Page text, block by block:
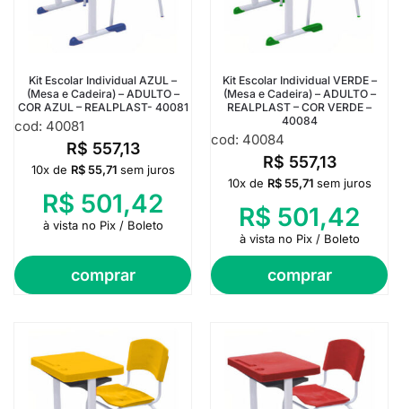
Kit Escolar Individual AZUL –
(Mesa e Cadeira) – ADULTO –
COR AZUL – REALPLAST- 40081
cod: 40081
R$ 557,13
comprar
10x de R$55,71 sem juros
R$ 501,42
à vista no Pix / Boleto
Kit Escolar Individual VERDE –
(Mesa e Cadeira) – ADULTO –
REALPLAST – COR VERDE –
40084
cod: 40084
R$ 557,13
comprar
10x de R$55,71 sem juros
R$ 501,42
à vista no Pix / Boleto